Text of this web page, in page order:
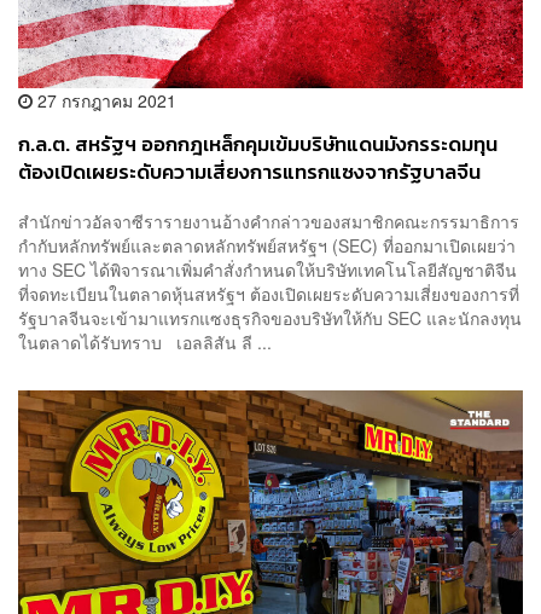
27 กรกฎาคม 2021
ก.ล.ต. สหรัฐฯ ออกกฎเหล็กคุมเข้มบริษัทแดนมังกรระดมทุน
ต้องเปิดเผยระดับความเสี่ยงการแทรกแซงจากรัฐบาลจีน
สำนักข่าวอัลจาซีรารายงานอ้างคำกล่าวของสมาชิกคณะกรรมาธิการ
กำกับหลักทรัพย์และตลาดหลักทรัพย์สหรัฐฯ (SEC) ที่ออกมาเปิดเผยว่า
ทาง SEC ได้พิจารณาเพิ่มคำสั่งกำหนดให้บริษัทเทคโนโลยีสัญชาติจีน
ที่จดทะเบียนในตลาดหุ้นสหรัฐฯ ต้องเปิดเผยระดับความเสี่ยงของการที่
รัฐบาลจีนจะเข้ามาแทรกแซงธุรกิจของบริษัทให้กับ SEC และนักลงทุน
ในตลาดได้รับทราบ เอลลิสัน ลี ...